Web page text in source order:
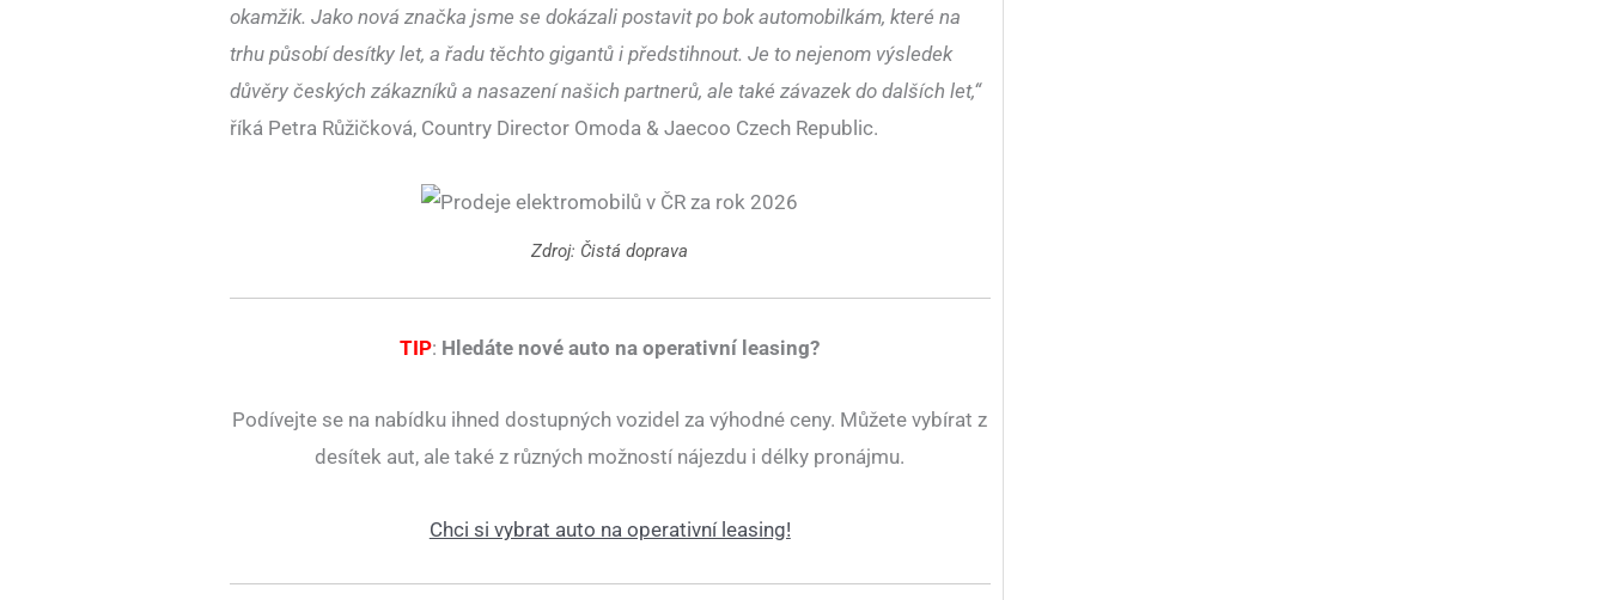
okamžik. Jako nová značka jsme se dokázali postavit po bok automobilkám, které na
trhu působí desítky let, a řadu těchto gigantů i předstihnout. Je to nejenom výsledek
důvěry českých zákazníků a nasazení našich partnerů, ale také závazek do dalších let,“
říká Petra Růžičková, Country Director Omoda & Jaecoo Czech Republic.
Zdroj: Čistá doprava
TIP: Hledáte nové auto na operativní leasing?
Podívejte se na nabídku ihned dostupných vozidel za výhodné ceny. Můžete vybírat z
desítek aut, ale také z různých možností nájezdu i délky pronájmu.
Chci si vybrat auto na operativní leasing!